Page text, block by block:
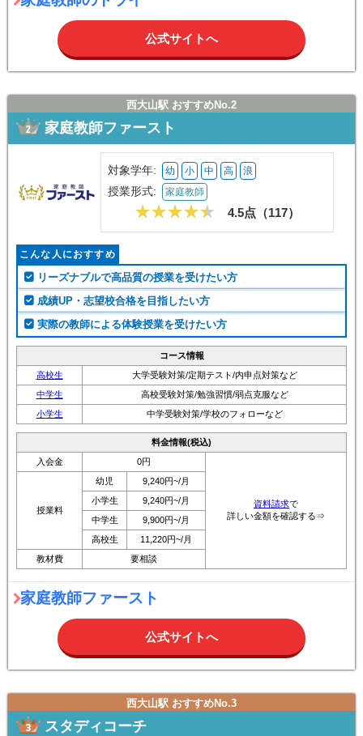
公式サイトへ
西大山駅 おすすめNo.2
家庭教師ファースト
対象学年: 幼 小 中 高 浪
授業形式: 家庭教師
4.5点（117）
こんな人におすすめ
リーズナブルで高品質の授業を受けたい方
成績UP・志望校合格を目指したい方
実際の教師による体験授業を受けたい方
コース情報
高校生
大学受験対策/定期テスト/内申点対策など
中学生
高校受験対策/勉強習慣/弱点克服など
小学生
中学受験対策/学校のフォローなど
料金情報(税込)
入会金
0円
資料請求で
詳しい金額を確認する⇒
授業料
幼児
9,240円~/月
小学生
9,240円~/月
中学生
9,900円~/月
高校生
11,220円~/月
教材費
要相談
家庭教師ファースト
公式サイトへ
西大山駅 おすすめNo.3
スタディコーチ